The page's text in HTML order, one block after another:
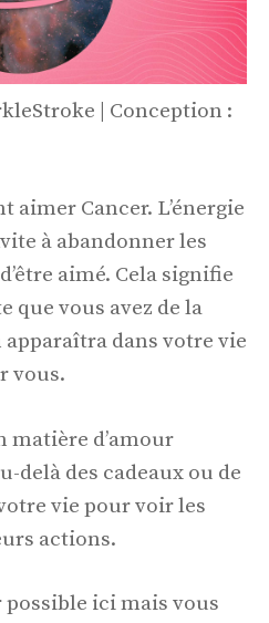
| Conception :
aimer Cancer. L’énergie
à abandonner les
aimé. Cela signifie
que vous avez de la
dans votre vie
vous.
matière d’amour
delà des cadeaux ou de
vie pour voir les
actions.
ici mais vous